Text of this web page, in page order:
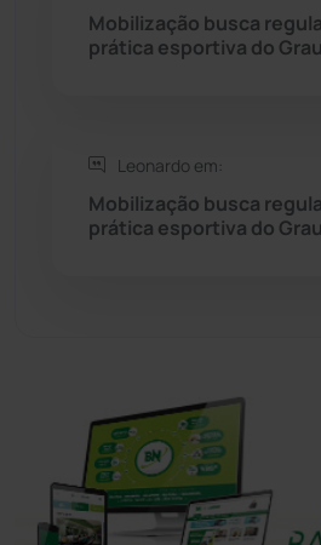
Tecnologia
Mobilização busca
prática esportiva do
Leonardo em:
Mobilização busca
prática esportiva do